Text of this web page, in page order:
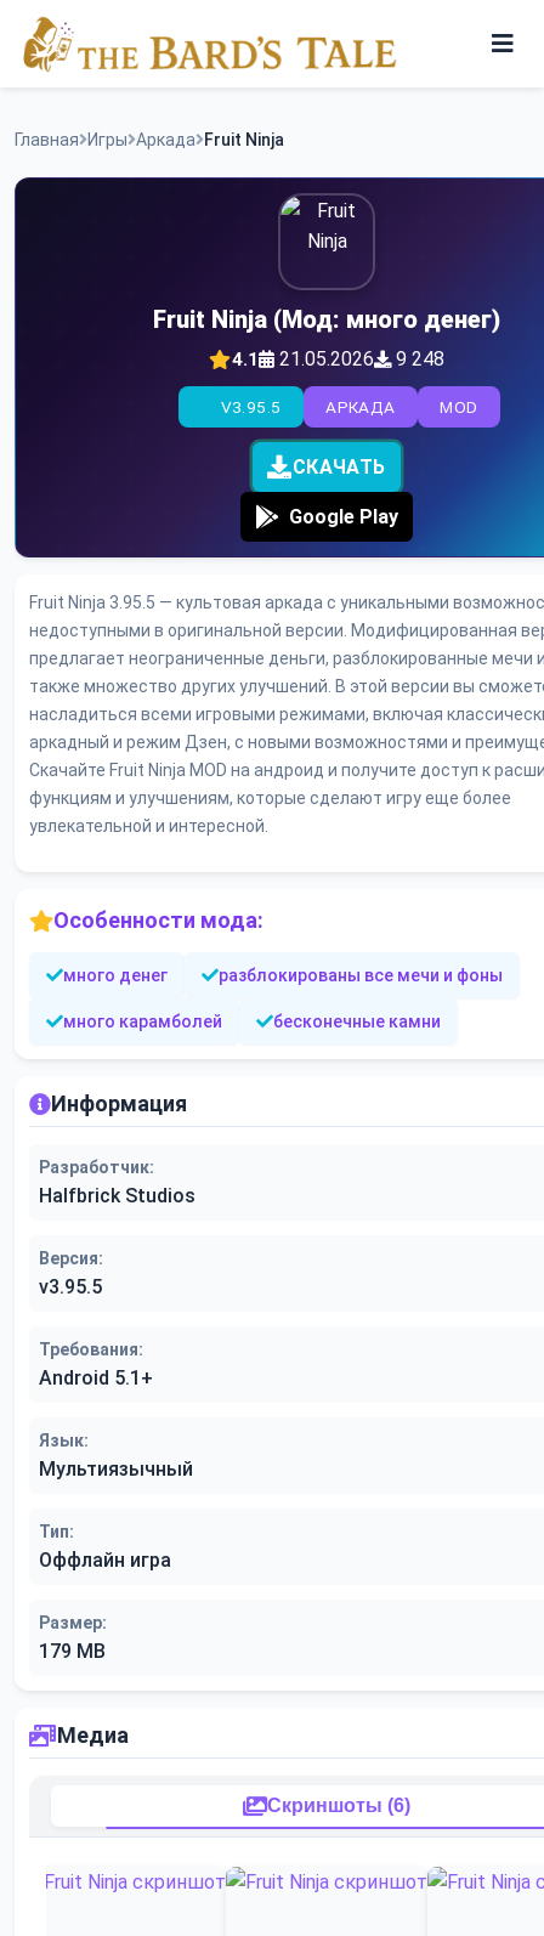
content
Программы
Главная Игры Аркада Fruit Ninja
Fruit Ninja (Мод: много денег)
4.1 21.05.2026 9 248
MOD
АРКАДА
V3.95.5
СКАЧАТЬ
Google Play
Fruit Ninja 3.95.5 — культовая аркада с уникальными
недоступными в оригинальной версии. Модифицированная
предлагает неограниченные деньги, разблокированные мечи
также множество других улучшений. В этой версии вы
насладиться всеми игровыми режимами, включая
аркадный и режим Дзен, с новыми возможностями и
Скачайте Fruit Ninja MOD на андроид и получите доступ к
функциям и улучшениям, которые сделают игру еще более
увлекательной и интересной.
Особенности мода:
много денег разблокированы все мечи и фоны
много карамболей бесконечные камни
Информация
Разработчик:
Halfbrick Studios
Версия:
v3.95.5
Требования:
Android 5.1+
Язык:
Мультиязычный
Тип:
Оффлайн игра
Размер:
179 MB
Медиа
Скриншоты (6)